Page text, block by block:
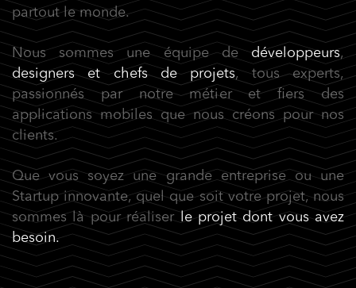
partout le monde.
Nous sommes une équipe dedéveloppeurs,
designers et chefs de projets, tous experts,
passionnés par notre métier et fiers des
applications mobiles que nous créons pour nos
clients.
Que vous soyez une grande entreprise ou une
Startup innovante, quel que soit votre projet, nous
sommes là pour réaliser le projet dont vous avez
besoin.